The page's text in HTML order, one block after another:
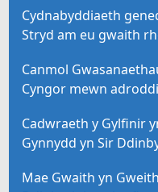
Cydnabyddiaeth
Stryd am eu gwaith
Canmol
Cyngor mewn
Cadwraeth y Gylfinir
Gynnydd yn Sir
Mae Gwaith yn